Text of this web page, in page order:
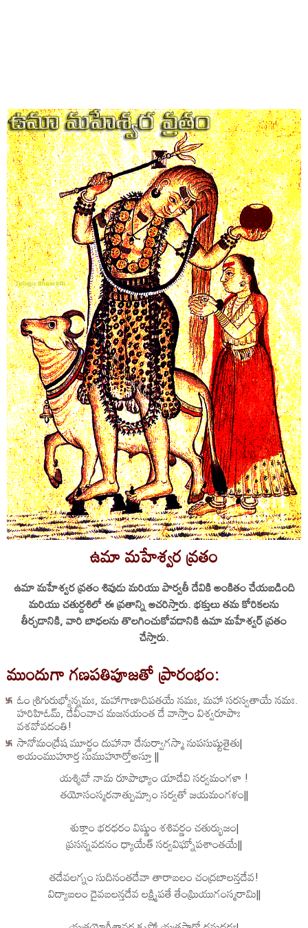
ఉమా మహేశ్వర వ్రతం
ఉమా మహేశ్వర వ్రతం శివుడు మరియు పార్వతీ దేవికి అంకితం చేయబడింది
మరియు చతుర్దశిలో ఈ వ్రతాన్ని ఆచరిస్తారు. భక్తులు తమ కోరికలను
తీర్చడానికి, వారి బాధలను తొలగించుకోవడానికి ఉమా మహేశ్వర్ వ్రతం
చేస్తారు.
ముందుగా గణపతిపూజతో ప్రారంభం:
ఓం శ్రిగురుభ్యోన్నమః, మహాగాణాదిపతయే నమః, మహా సరస్వతాయే నమః.
హరిహిఓమ్, దేవీంవాచ మజనయంత దే వాస్తాం విశ్వరూపాః
వశవోవదంతి!
సానోమంద్రేష మూర్జం దుహానా దేనుర్వాగస్మా నుపసుష్టుతైతు|
అయంముహూర్త సుముహూర్తోఅస్తూ ||
యశ్శివో నామ రూపాభ్యాం యాదేవి సర్వమంగళా !
తయోసంస్మరనాత్పుమ్సాం సర్వతో జయమంగళం||
శుక్లాం భరధరం విష్ణుం శశివర్ణం చతుర్భుజం|
ప్రసన్నవదనం ధ్యాయేత్ సర్వవిఘ్నోపశాంతయే||
తదేవలగ్నం సుదినంతదేవా తారాబలం చంద్రబాలన్తదేవ!
విద్యాబలం దైవబలన్తదేవ లక్ష్మిపతే తేంఘ్రియుగంస్మరామి||